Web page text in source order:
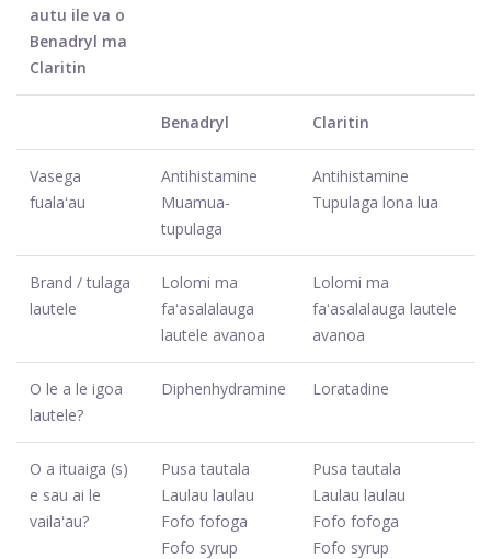
autu ile va o
Benadryl ma
Claritin
Benadryl Claritin
Vasega
fualaʻau
Antihistamine
Muamua-
tupulaga
Antihistamine
Tupulaga lona lua
Brand / tulaga
lautele
Lolomi ma
faʻasalalauga
lautele avanoa
Lolomi ma
faʻasalalauga lautele
avanoa
O le a le igoa
lautele?
Diphenhydramine Loratadine
O a ituaiga (s)
e sau ai le
vailaʻau?
Pusa tautala
Laulau laulau
Fofo fofoga
Fofo syrup
Pusa tautala
Laulau laulau
Fofo fofoga
Fofo syrup